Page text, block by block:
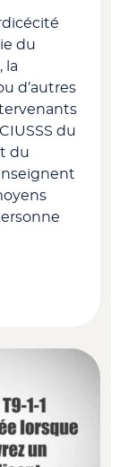
du
la
d’autres
du
du